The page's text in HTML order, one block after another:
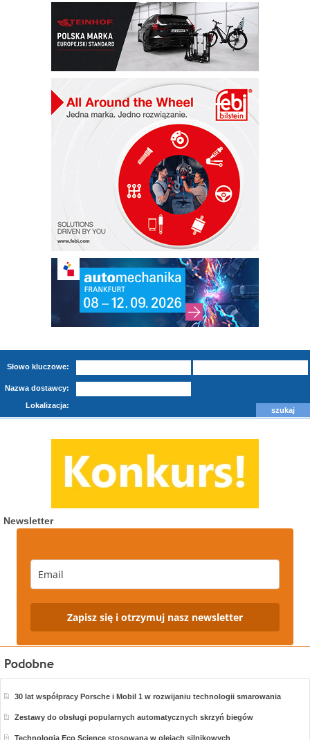
Słowo kluczowe:
Nazwa dostawcy:
Lokalizacja:
Newsletter
Zapisz się i otrzymuj nasz newsletter
30 lat współpracy Porsche i Mobil 1 w rozwijaniu technologii smarowania
Zestawy do obsługi popularnych automatycznych skrzyń biegów
Technologia Eco Science stosowana w olejach silnikowych